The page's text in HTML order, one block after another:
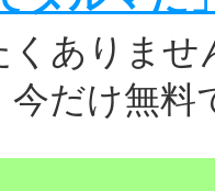
くありま
今だけ無料